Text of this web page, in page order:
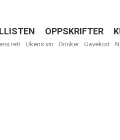
OPPSKRIFTER
rett Ukens vin Drinker Gavekort